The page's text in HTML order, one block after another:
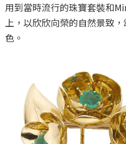
用到當時流行的珠寶套裝和
上，以欣欣向榮的自然景致
色。